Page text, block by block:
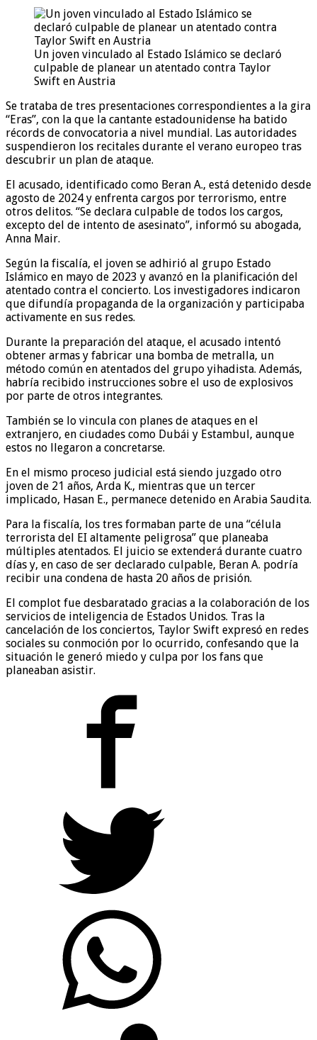
Un joven vinculado al Estado Islámico se declaró
culpable de planear un atentado contra Taylor
Swift en Austria
Se trataba de tres presentaciones correspondientes a la gira
“Eras”, con la que la cantante estadounidense ha batido
récords de convocatoria a nivel mundial. Las autoridades
suspendieron los recitales durante el verano europeo tras
descubrir un plan de ataque.
El acusado, identificado como Beran A., está detenido desde
agosto de 2024 y enfrenta cargos por terrorismo, entre
otros delitos. “Se declara culpable de todos los cargos,
excepto del de intento de asesinato”, informó su abogada,
Anna Mair.
Según la fiscalía, el joven se adhirió al grupo Estado
Islámico en mayo de 2023 y avanzó en la planificación del
atentado contra el concierto. Los investigadores indicaron
que difundía propaganda de la organización y participaba
activamente en sus redes.
Durante la preparación del ataque, el acusado intentó
obtener armas y fabricar una bomba de metralla, un
método común en atentados del grupo yihadista. Además,
habría recibido instrucciones sobre el uso de explosivos
por parte de otros integrantes.
También se lo vincula con planes de ataques en el
extranjero, en ciudades como Dubái y Estambul, aunque
estos no llegaron a concretarse.
En el mismo proceso judicial está siendo juzgado otro
joven de 21 años, Arda K., mientras que un tercer
implicado, Hasan E., permanece detenido en Arabia Saudita.
Para la fiscalía, los tres formaban parte de una “célula
terrorista del EI altamente peligrosa” que planeaba
múltiples atentados. El juicio se extenderá durante cuatro
días y, en caso de ser declarado culpable, Beran A. podría
recibir una condena de hasta 20 años de prisión.
El complot fue desbaratado gracias a la colaboración de los
servicios de inteligencia de Estados Unidos. Tras la
cancelación de los conciertos, Taylor Swift expresó en redes
sociales su conmoción por lo ocurrido, confesando que la
situación le generó miedo y culpa por los fans que
planeaban asistir.